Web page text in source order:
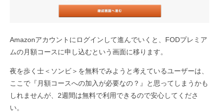
Amazonアカウントにログインして進んでいくと、FODプレミア
ムの月額コースに申し込むという画面に移ります。
夜を歩く士＜ソンビ＞を無料でみようと考えているユーザーは、
ここで『月額コースへの加入が必要なの？』と思ってしまうかも
しれませんが、2週間は無料で利用できるので安心してくださ
い。